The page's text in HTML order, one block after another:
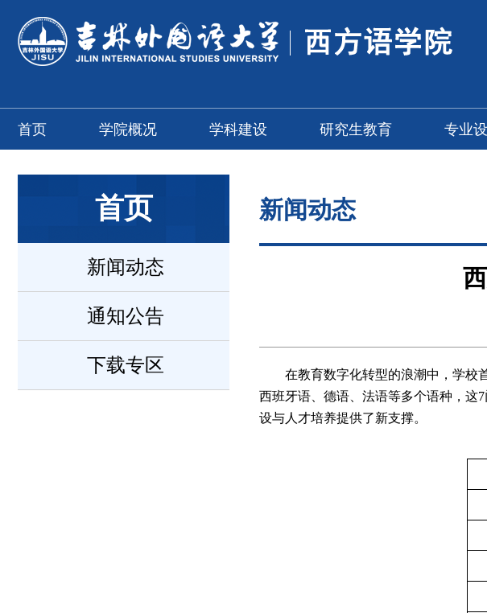
首页 学院概况 学科建设 研究生教育 专业
首页
新闻动态
通知公告
下载专区
新闻动态
在教育数字化转型的浪潮中，学校
西班牙语、德语、法语等多个语种，这7
设与人才培养提供了新支撑。